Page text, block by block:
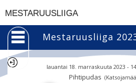
MESTARUUSLIIGA
Mestaruusliiga
lauantai 18. marraskuuta 2023 -
Pihtipudas